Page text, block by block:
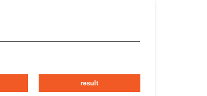
result